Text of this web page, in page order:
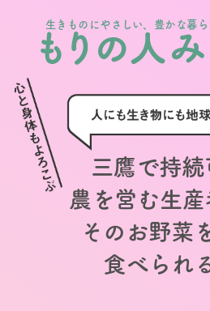
生きものにやさしい、豊かな暮
三鷹で持続
農を営む生産
そのお野菜
食べられ